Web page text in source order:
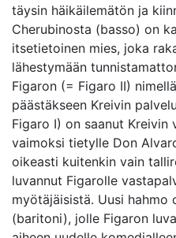
täysin häikäilemätön ja
Cherubinosta (basso) on
itsetietoinen mies, joka
lähestymään
Figaron (= Figaro II)
päästäkseen Kreivin
Figaro I) on saanut Kreivin
vaimoksi tietylle Don
oikeasti kuitenkin vain
luvannut Figarolle
myötäjäisistä. Uusi hahmo
(baritoni), jolle Figaron